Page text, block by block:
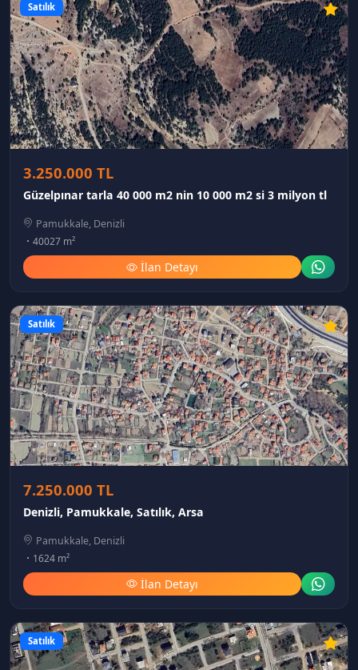
Satılık
3.250.000 TL
Güzelpınar tarla 40 000 m2 nin 10 000 m2 si 3 milyon tl
Pamukkale, Denizli
40027 m²
İlan Detayı
Satılık
7.250.000 TL
Denizli, Pamukkale, Satılık, Arsa
Pamukkale, Denizli
1624 m²
İlan Detayı
Satılık